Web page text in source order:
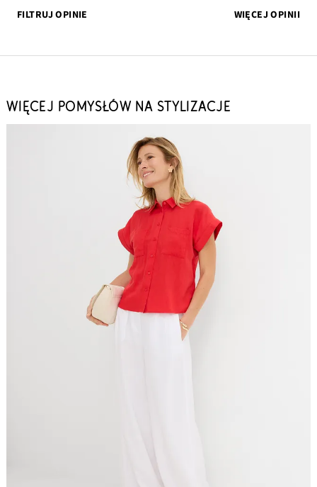
FILTRUJ OPINIE
WIĘCEJ OPINII
WIĘCEJ POMYSŁÓW NA STYLIZACJE